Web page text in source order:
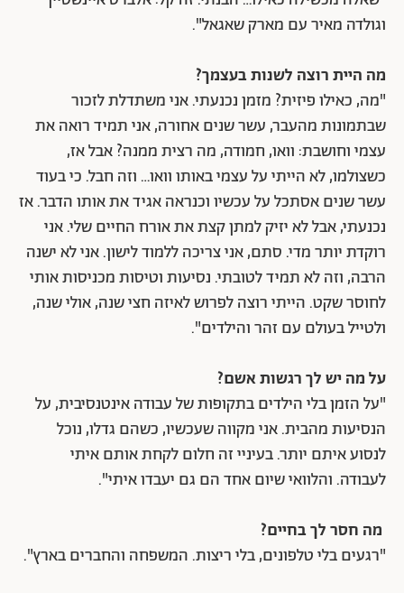
וגולדה מאיר עם מארק שאגאל".
מה היית רוצה לשנות בעצמך?
"מה, כאילו פיזית? מזמן נכנעתי. אני משתדלת לזכור
שבתמונות מהעבר, עשר שנים אחורה, אני תמיד רואה את
עצמי וחושבת: וואו, חמודה, מה רצית ממנה? אבל אז,
כשצולמו, לא הייתי על עצמי באותו וואו… וזה חבל. כי בעוד
עשר שנים אסתכל על עכשיו וכנראה אגיד את אותו הדבר. אז
נכנעתי, אבל לא יזיק למתן קצת את אורח החיים שלי. אני
רוקדת יותר מדי. סתם, אני צריכה ללמוד לישון. אני לא ישנה
הרבה, וזה לא תמיד לטובתי. נסיעות וטיסות מכניסות אותי
לחוסר שקט. הייתי רוצה לפרוש לאיזה חצי שנה, אולי שנה,
ולטייל בעולם עם זהר והילדים".
על מה יש לך רגשות אשם?
"על הזמן בלי הילדים בתקופות של עבודה אינטנסיבית, על
הנסיעות מהבית. אני מקווה שעכשיו, כשהם גדלו, נוכל
לנסוע איתם יותר. בעיניי זה חלום לקחת אותם איתי
לעבודה. והלוואי שיום אחד הם גם יעבדו איתי".
מה חסר לך בחיים?
"רגעים בלי טלפונים, בלי ריצות. המשפחה והחברים בארץ".